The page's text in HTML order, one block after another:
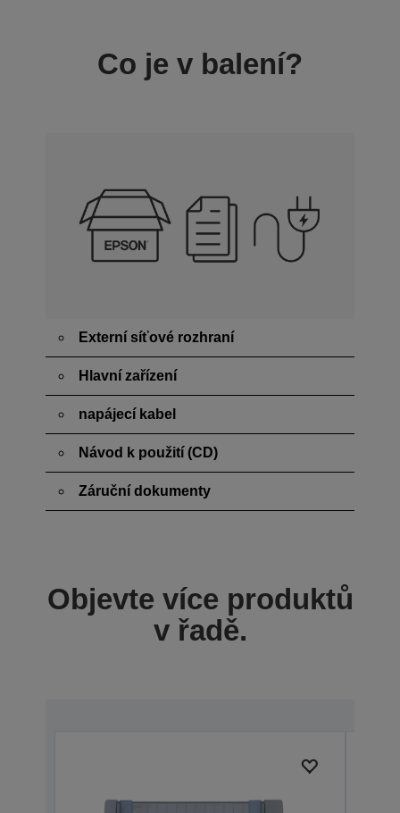
Co je v balení?
Externí síťové rozhraní
Hlavní zařízení
napájecí kabel
Návod k použití (CD)
Záruční dokumenty
Objevte více produktů
v řadě.